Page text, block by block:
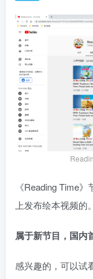
《Reading Time
上发布绘本视频的。
属于新节目，国内
感兴趣的，可以试